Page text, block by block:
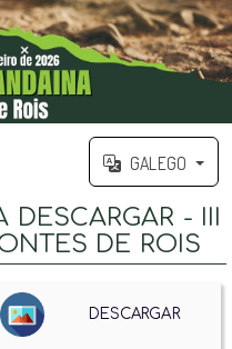
GALEGO
DESCARGAR - III
DE ROIS
DESCARGAR